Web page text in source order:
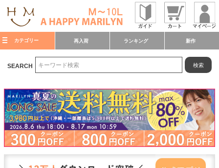
カテゴリー 再入荷 ランキング 新作
SEARCH 検索